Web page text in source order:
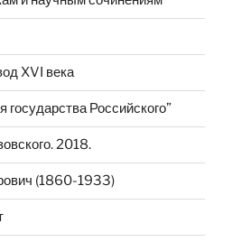
XVI века
Российского”
2018.
(1860-1933)